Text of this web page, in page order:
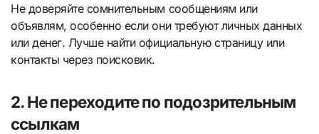
Не доверяйте сомнительным сообщениям или
объявлям, особенно если они требуют личных данных
или денег. Лучше найти официальную страницу или
контакты через поисковик.
2. Не переходите по подозрительным
ссылкам